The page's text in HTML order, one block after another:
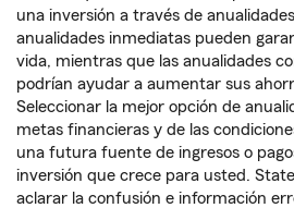
una inversión a través de
anualidades inmediatas pueden
vida, mientras que las anualidades
podrían ayudar a aumentar sus
Seleccionar la mejor opción de
metas financieras y de las
una futura fuente de ingresos o
inversión que crece para usted.
aclarar la confusión e información